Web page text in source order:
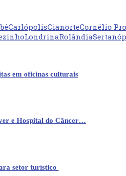
CarlópolisCianorteCornélio
LondrinaRolândia
em oficinas culturais
e Hospital do Câncer…
setor turístico